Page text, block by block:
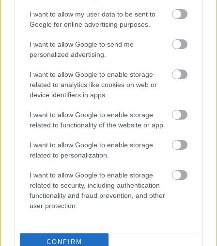
I want to allow my user data to be sent to
Google for online advertising purposes.
I want to allow Google to send me
personalized advertising.
I want to allow Google to enable storage
related to analytics like cookies on web or
device identifiers in apps.
I want to allow Google to enable storage
related to functionality of the website or app.
I want to allow Google to enable storage
related to personalization.
I want to allow Google to enable storage
related to security, including authentication
functionality and fraud prevention, and other
user protection.
CONFIRM